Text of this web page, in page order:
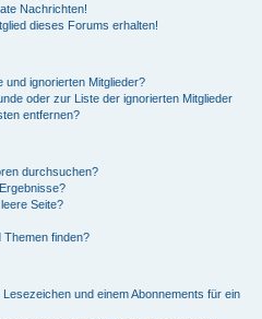
Nachrichten!
dieses Forums erhalten!
und ignorierten Mitglieder?
oder zur Liste der ignorierten Mitglieder
entfernen?
durchsuchen?
Seite?
Themen finden?
und einem Abonnements für ein